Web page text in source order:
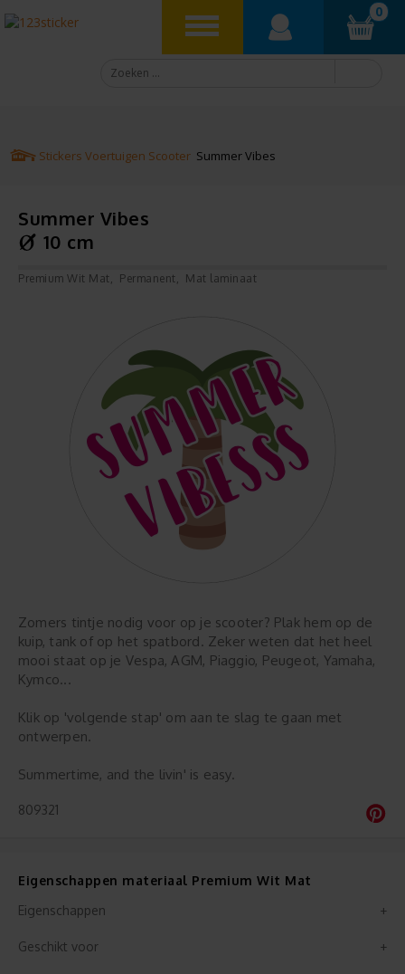
0
Stickers Voertuigen Scooter Summer Vibes
Summer Vibes
10 cm
Premium Wit Mat Permanent Mat laminaat
Zomers tintje nodig voor op je scooter? Plak hem op de
kuip, tank of op het spatbord. Zeker weten dat het heel
mooi staat op je Vespa, AGM, Piaggio, Peugeot, Yamaha,
Kymco...
Klik op 'volgende stap' om aan te slag te gaan met
ontwerpen.
Summertime, and the livin' is easy.
809321
Eigenschappen materiaal Premium Wit Mat
Eigenschappen
Geschikt voor